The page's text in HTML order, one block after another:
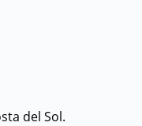
del Sol.